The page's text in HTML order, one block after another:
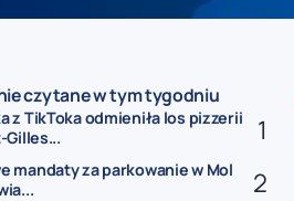
czytane w tym tygodniu
z TikToka odmieniła los pizzerii
Gilles...
mandaty za parkowanie w Mol